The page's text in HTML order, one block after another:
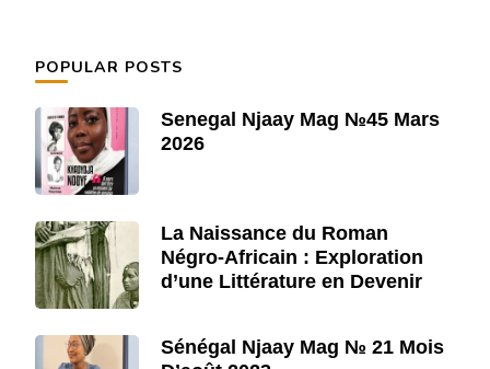
POPULAR POSTS
Senegal Njaay Mag №45 Mars
2026
La Naissance du Roman
Négro-Africain : Exploration
d’une Littérature en Devenir
Sénégal Njaay Mag № 21 Mois